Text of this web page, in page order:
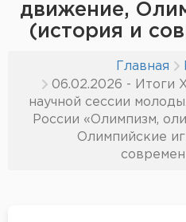
движение,
(история и
Главная
06.02.2026 - Итоги
научной сессии
России «Олимпизм,
Олимпийские